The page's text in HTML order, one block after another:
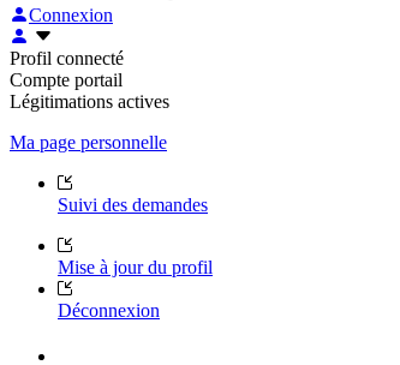
Connexion
Profil connecté
Compte portail
Légitimations actives
Ma page personnelle
Suivi des demandes
Mise à jour du profil
Déconnexion